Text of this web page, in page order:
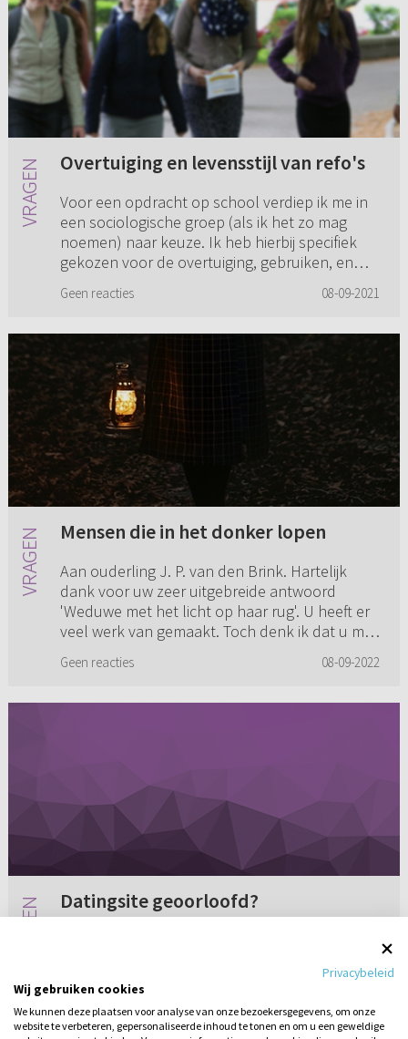
Overtuiging en levensstijl van refo's
Voor een opdracht op school verdiep ik me in
een sociologische groep (als ik het zo mag
noemen) naar keuze. Ik heb hierbij specifiek
gekozen voor de overtuiging, gebruiken, en
Geen reacties 08-09-2021
Mensen die in het donker lopen
Aan ouderling J. P. van den Brink. Hartelijk
dank voor uw zeer uitgebreide antwoord
'Weduwe met het licht op haar rug'. U heeft er
veel werk van gemaakt. Toch denk ik dat u mijn
Geen reacties 08-09-2022
Datingsite geoorloofd?
afhankelijkheid van de Heere wel gebruik van
gemaakt. Maar vaak word ik er mee
aangevallen dat ik dan een ‘...
3 reacties 08-09-2009
Privacybeleid
Wij gebruiken cookies
We kunnen deze plaatsen voor analyse van onze bezoekersgegevens, om onze
website te verbeteren, gepersonaliseerde inhoud te tonen en om u een geweldige